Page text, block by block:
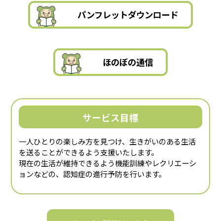
パンフレットダウンロード
ほのぼの通信
サービス目標
一人ひとりの楽しみ方を見つけ、生きがいのある生活
を送ることができるよう支援いたします。
現在の生活が維持できるよう機能訓練やレクリエーシ
ョンなどの、認知症の進行予防を行います。